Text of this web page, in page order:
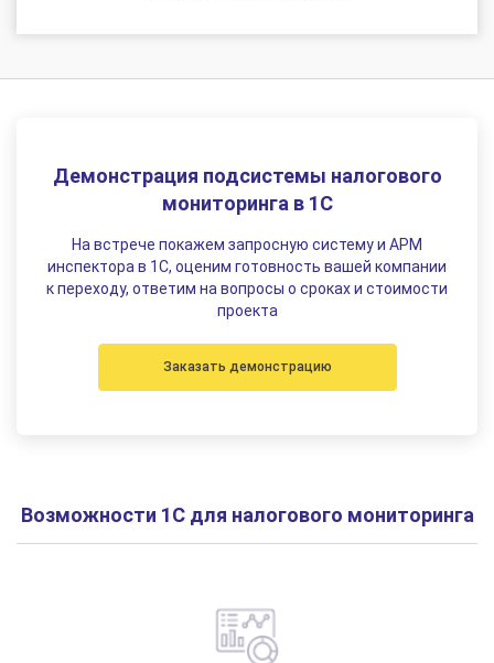
Демонстрация подсистемы налогового
мониторинга в 1С
На встрече покажем запросную систему и АРМ
инспектора в 1С, оценим готовность вашей компании
к переходу, ответим на вопросы о сроках и стоимости
проекта
Заказать демонстрацию
Возможности 1С для налогового мониторинга